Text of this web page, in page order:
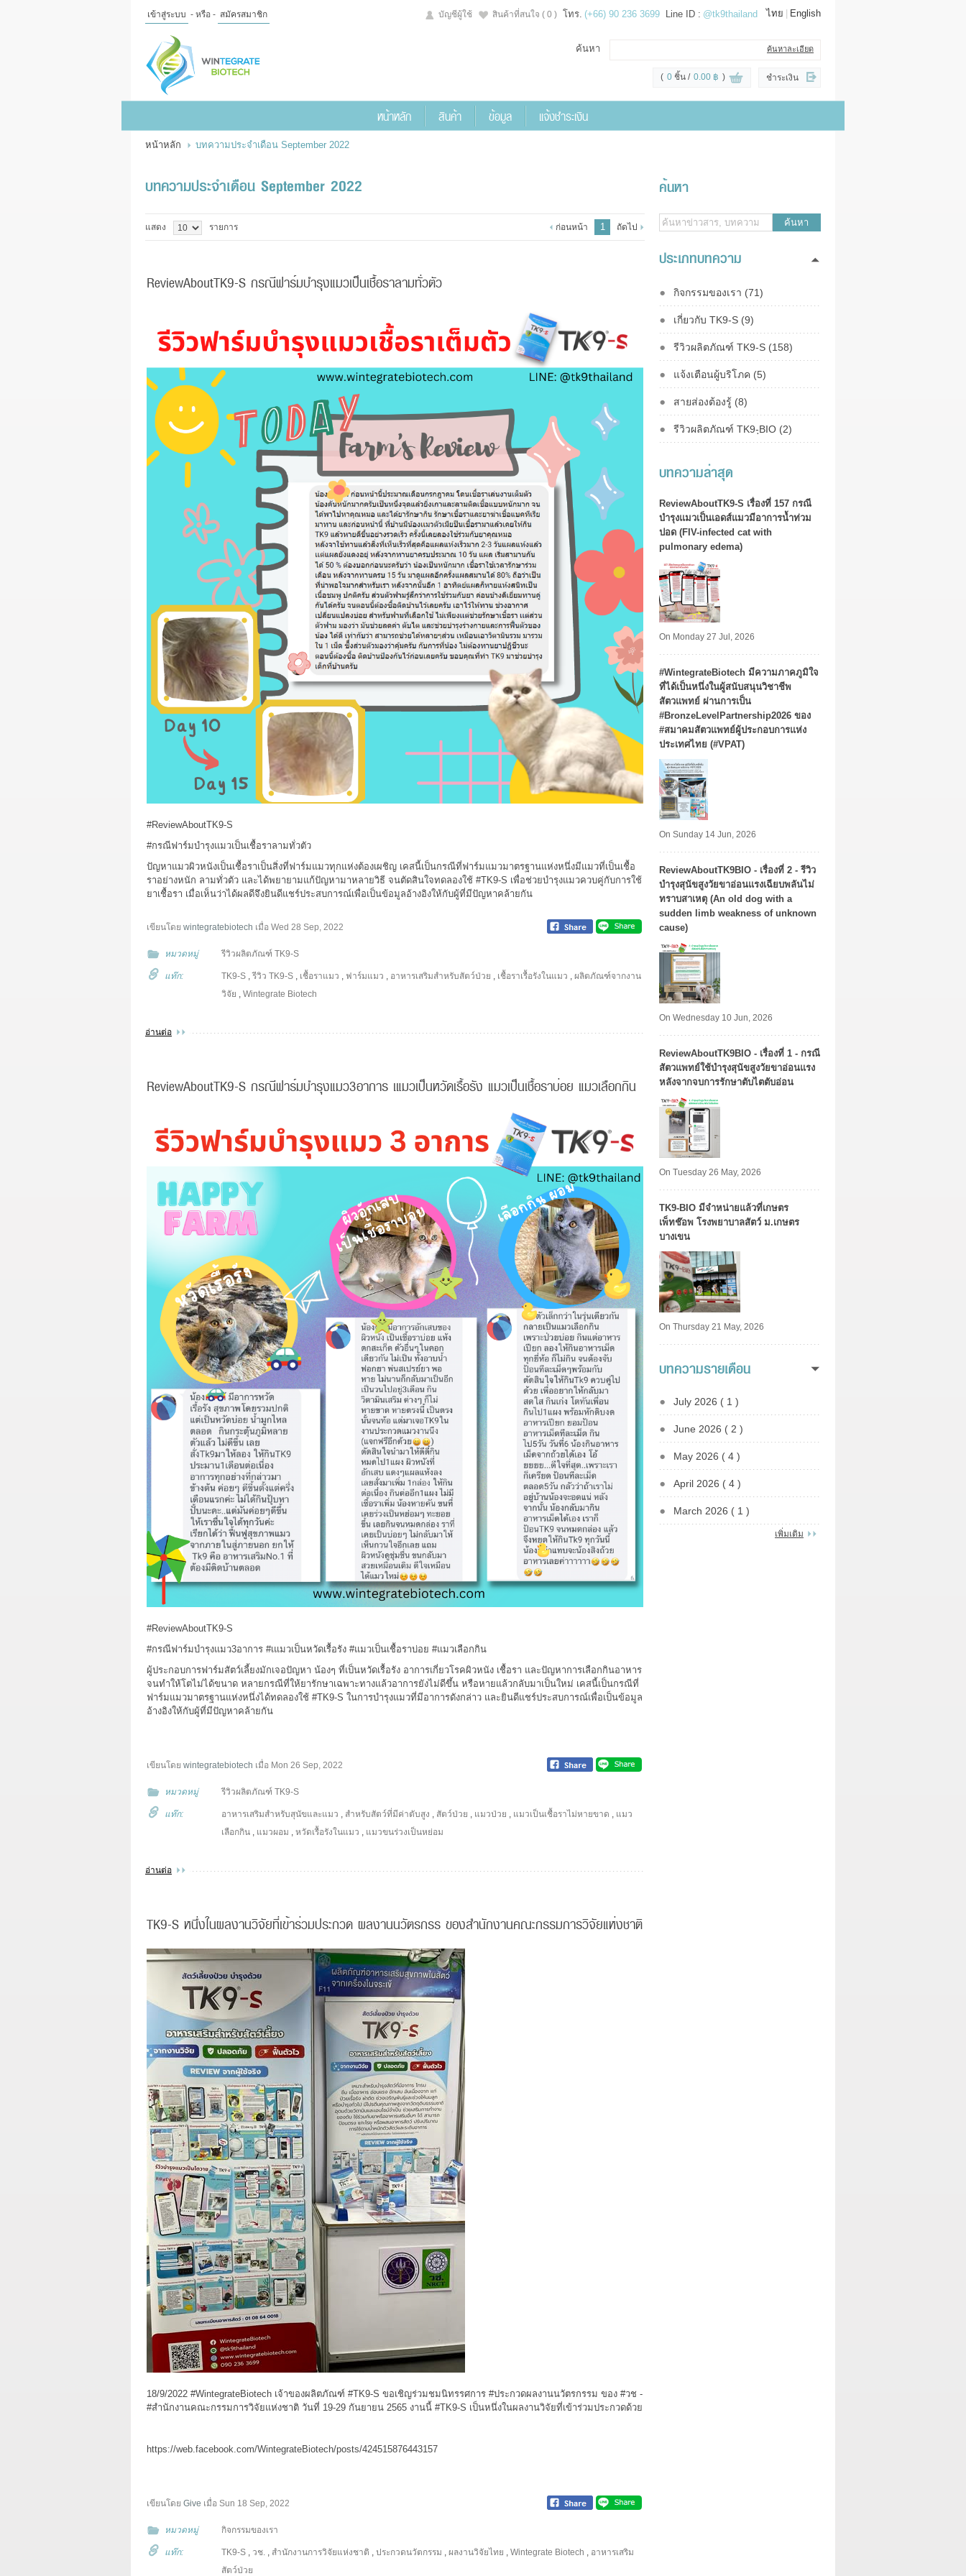
ไทย | English
ข้อมูล
เข้าสู่ระบบ - หรือ - สมัครสมาชิก ไทย English
โทร. (+66) 90 236 3699 Line ID : @tk9thailand
สินค้าที่สนใจ ( 0 )
บัญชีผู้ใช้
ค้นหา ค้นหาละเอียด
( 0 ชิ้น 0.00 ฿ ) ชำระเงิน
หน้าหลัก สินค้า ข้อมูล แจ้งชำระเงิน
หน้าหลัก บทความประจำเดือน September 2022
บทความประจำเดือน September 2022
แสดง รายการ ก่อนหน้า 1 ถัดไป
ReviewAboutTK9-S กรณีฟาร์มบำรุงแมวเป็นเชื้อราลามทั่วตัว
#ReviewAboutTK9-S
#กรณีฟาร์มบำรุงแมวเป็นเชื้อราลามทั่วตัว
ปัญหาแมวผิวหนังเป็นเชื้อราเป็นสิ่งที่ฟาร์มแมวทุกแห่งต้องเผชิญ เคสนี้เป็นกรณีที่ฟาร์มแมวมาตรฐานแห่งหนึ่งมีแมวที่เป็นเชื้อ
ราอย่างหนัก ลามทั่วตัว และได้พยายามแก้ปัญหามาหลายวิธี จนตัดสินใจทดลองใช้ #TK9-S เพื่อช่วยบำรุงแมวควบคู่กับการใช้
ยาเชื้อรา เมื่อเห็นว่าได้ผลดีจึงยินดีแชร์ประสบการณ์เพื่อเป็นข้อมูลอ้างอิงให้กับผู้ที่มีปัญหาคล้ายกัน
เขียนโดย wintegratebiotech เมื่อ Wed 28 Sep, 2022
หมวดหมู่ รีวิวผลิตภัณฑ์ TK9-S
แท๊ก: TK9-S,รีวิว TK9-S, เชื้อราแมว , ฟาร์มแมว , อาหารเสริมสำหรับสัตว์ป่วย , เชื้อราเรื้อรังในแมว , ผลิตภัณฑ์จากงาน
วิจัย , Wintegrate Biotech
อ่านต่อ
ReviewAboutTK9-S กรณีฟาร์มบำรุงแมว3อาการ เแมวเป็นหวัดเรื้อรัง แมวเป็นเชื้อราบ่อย แมวเลือกกิน
#ReviewAboutTK9-S
#กรณีฟาร์มบำรุงแมว3อาการ #เแมวเป็นหวัดเรื้อรัง #แมวเป็นเชื้อราบ่อย #แมวเลือกกิน
ผู้ประกอบการฟาร์มสัตว์เลี้ยงมักเจอปัญหา น้องๆ ที่เป็นหวัดเรื้อรัง อาการเกี่ยวโรคผิวหนัง เชื้อรา และปัญหาการเลือกกินอาหาร
จนทำให้โตไม่ได้ขนาด หลายกรณีที่ให้ยารักษาเฉพาะทางแล้วอาการยังไม่ดีขึ้น หรือหายแล้วกลับมาเป็นใหม่ เคสนี้เป็นกรณีที่
ฟาร์มแมวมาตรฐานแห่งหนึ่งได้ทดลองใช้ #TK9-S ในการบำรุงแมวที่มีอาการดังกล่าว และยินดีแชร์ประสบการณ์เพื่อเป็นข้อมูล
อ้างอิงให้กับผู้ที่มีปัญหาคล้ายกัน
เขียนโดย wintegratebiotech เมื่อ Mon 26 Sep, 2022
หมวดหมู่ รีวิวผลิตภัณฑ์ TK9-S
แท๊ก: อาหารเสริมสำหรับสุนัขและแมว , สำหรับสัตว์ที่มีค่าตับสูง , สัตว์ป่วย , แมวป่วย , แมวเป็นเชื้อราไม่หายขาด , แมว
เลือกกิน, แมวผอม , หวัดเรื้อรังในแมว , แมวขนร่วงเป็นหย่อม
อ่านต่อ
TK9-S หนึ่งในผลงานวิจัยที่เข้าร่วมประกวด ผลงานนวัตรกรร ของสำนักงานคณะกรรมการวิจัยแห่งชาติ
18/9/2022 #WintegrateBiotech เจ้าของผลิตภัณฑ์ #TK9-S ขอเชิญร่วมชมนิทรรศการ #ประกวดผลงานนวัตรกรรม ของ #วช -
#สำนักงานคณะกรรมการวิจัยแห่งชาติ วันที่ 19-29 กันยายน 2565 งานนี้ #TK9-S เป็นหนึ่งในผลงานวิจัยที่เข้าร่วมประกวดด้วย
https://web.facebook.com/WintegrateBiotech/posts/424515876443157
เขียนโดย Give เมื่อ Sun 18 Sep, 2022
หมวดหมู่ กิจกรรมของเรา
แท๊ก: TK9-S, วช., สำนักงานการวิจัยแห่งชาติ , ประกวดนวัตกรรม , ผลงานวิจัยไทย , Wintegrate Biotech , อาหารเสริม
สัตว์ป่วย
ค้นหา
ค้นหา
ประเภทบทความ
กิจกรรมของเรา (71)
เกี่ยวกับ TK9-S (9)
รีวิวผลิตภัณฑ์ TK9-S (158)
แจ้งเตือนผู้บริโภค (5)
สายส่องต้องรู้ (8)
รีวิวผลิตภัณฑ์ TK9-ฺBIO (2)
บทความล่าสุด
ReviewAboutTK9-S เรื่องที่ 157 กรณี
บำรุงแมวเป็นเอดส์แมวมีอาการน้ำท่วม
ปอด (FIV-infected cat with
pulmonary edema)
On Monday 27 Jul, 2026
#WintegrateBiotech มีความภาคภูมิใจ
ที่ได้เป็นหนึ่งในผู้สนับสนุนวิชาชีพ
สัตวแพทย์ ผ่านการเป็น
#BronzeLevelPartnership2026 ของ
#สมาคมสัตวแพทย์ผู้ประกอบการแห่ง
ประเทศไทย (#VPAT)
On Sunday 14 Jun, 2026
ReviewAboutTK9BIO - เรื่องที่ 2 - รีวิว
บำรุงสุนัขสูงวัยขาอ่อนแรงเฉียบพลันไม่
ทราบสาเหตุ (An old dog with a
sudden limb weakness of unknown
cause)
On Wednesday 10 Jun, 2026
ReviewAboutTK9BIO - เรื่องที่ 1 - กรณี
สัตวแพทย์ใช้บำรุงสุนัขสูงวัยขาอ่อนแรง
หลังจากจบการรักษาตับไตตับอ่อน
On Tuesday 26 May, 2026
TK9​-BIO มีจำหน่ายแล้วที่เกษตร
เพ็ทช๊อพ โรงพยาบาลสัตว์ ม.เกษตร
บางเขน​
On Thursday 21 May, 2026
บทความรายเดือน
July 2026 ( 1 )
June 2026 ( 2 )
May 2026 ( 4 )
April 2026 ( 4 )
March 2026 ( 1 )
เพิ่มเติม